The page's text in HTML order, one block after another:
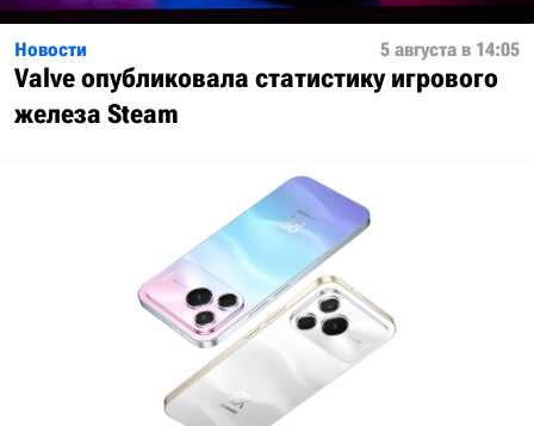
Новости 5 августа в 14:05
Valve опубликовала статистику игрового
железа Steam